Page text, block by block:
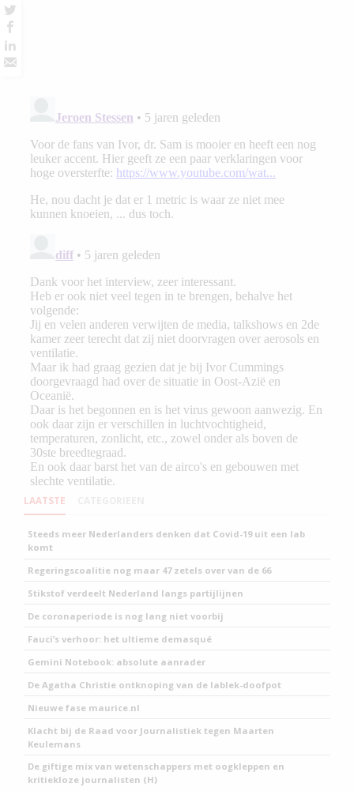
LAATSTE
Steeds meer Nederlanders denken dat Covid-19 uit een lab
komt
Regeringscoalitie nog maar 47 zetels over van de 66
Stikstof verdeelt Nederland langs partijlijnen
De coronaperiode is nog lang niet voorbij
Fauci’s verhoor: het ultieme demasqué
Gemini Notebook: absolute aanrader
De Agatha Christie ontknoping van de lablek-doofpot
Nieuwe fase maurice.nl
Klacht bij de Raad voor Journalistiek tegen Maarten
Keulemans
De giftige mix van wetenschappers met oogkleppen en
kritiekloze journalisten (H)